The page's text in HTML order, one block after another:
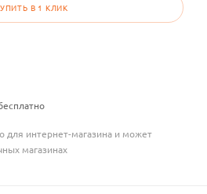
В 1 КЛИК
для интернет-магазина и может
магазинах